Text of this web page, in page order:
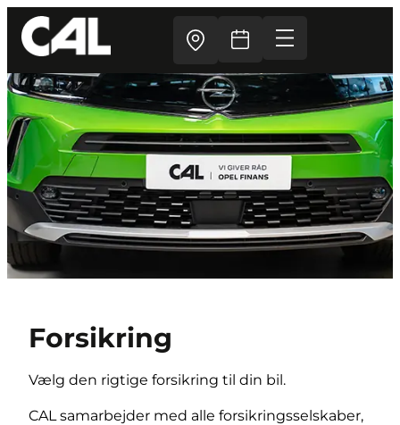
Forsikring
Vælg den rigtige forsikring til din bil.
CAL samarbejder med alle forsikringsselskaber,